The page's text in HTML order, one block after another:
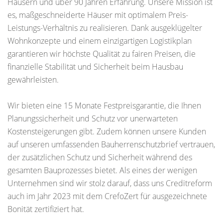
es, maßgeschneiderte Häuser mit optimalem Preis-
Leistungs-Verhältnis zu realisieren. Dank ausgeklügelter
Wohnkonzepte und einem einzigartigen Logistikplan
garantieren wir höchste Qualität zu fairen Preisen, die
finanzielle Stabilität und Sicherheit beim Hausbau
gewährleisten.
Wir bieten eine 15 Monate Festpreisgarantie, die Ihnen
Planungssicherheit und Schutz vor unerwarteten
Kostensteigerungen gibt. Zudem können unsere Kunden
auf unseren umfassenden Bauherrenschutzbrief vertrauen,
der zusätzlichen Schutz und Sicherheit während des
gesamten Bauprozesses bietet. Als eines der wenigen
Unternehmen sind wir stolz darauf, dass uns Creditreform
auch im Jahr 2023 mit dem CrefoZert für ausgezeichnete
Bonität zertifiziert hat.